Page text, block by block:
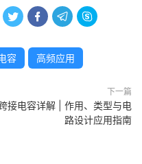
   
容 高频应用
下一篇
接电容详解 | 作用、类型与电
路设计应用指南